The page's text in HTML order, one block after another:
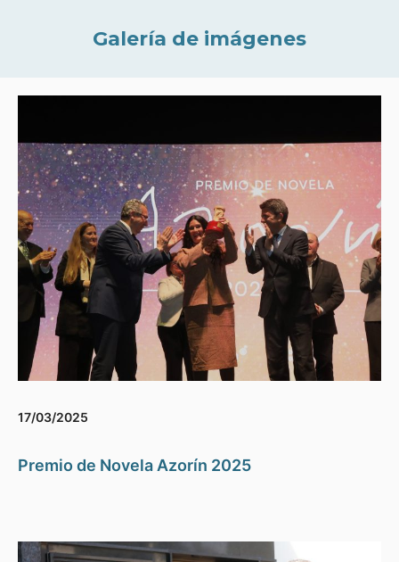
Galería de imágenes
17/03/2025
Premio de Novela Azorín 2025